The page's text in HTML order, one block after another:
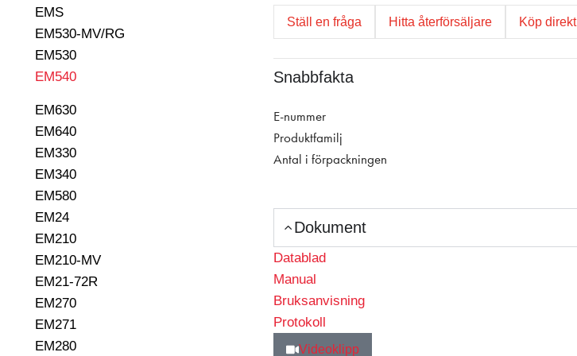
EMS
EM530-MV/RG
EM530
EM540
EM630
EM640
EM330
EM340
EM580
EM24
EM210
EM210-MV
EM21-72R
EM270
EM271
EM280
Ställ en fråga Hitta återförsäljare Köp direkt
Snabbfakta
E-nummer
Produktfamilj
Antal i förpackningen
Dokument
Datablad
Manual
Bruksanvisning
Protokoll
Videoklipp